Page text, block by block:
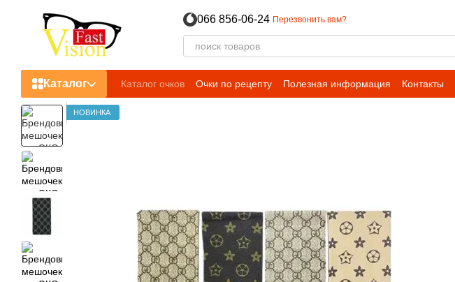
066 856-06-24 Перезвонить вам?
Каталог Каталог очков Очки по рецепту Полезная информация Контакты
Пользовательское соглашение
НОВИНКА